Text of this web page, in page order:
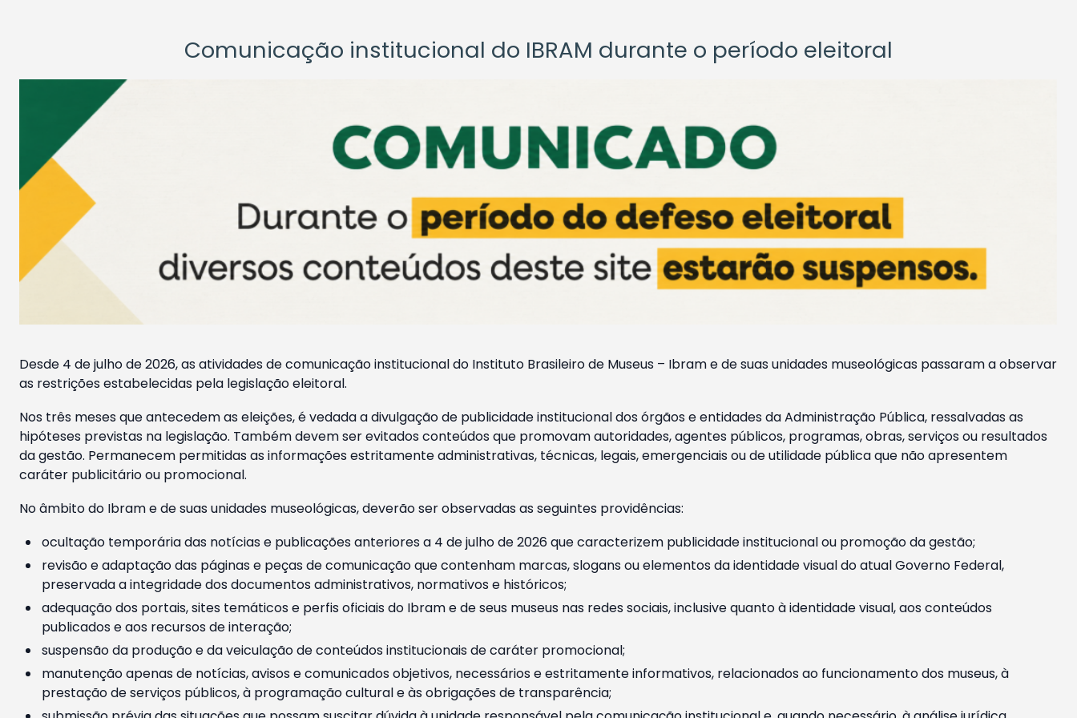
Comunicação institucional do IBRAM durante o período eleitoral
Desde 4 de julho de 2026, as atividades de comunicação institucional do Instituto Brasileiro de Museus – Ibram e de suas unidades museológicas passaram a observar
as restrições estabelecidas pela legislação eleitoral.
Nos três meses que antecedem as eleições, é vedada a divulgação de publicidade institucional dos órgãos e entidades da Administração Pública, ressalvadas as
hipóteses previstas na legislação. Também devem ser evitados conteúdos que promovam autoridades, agentes públicos, programas, obras, serviços ou resultados
da gestão. Permanecem permitidas as informações estritamente administrativas, técnicas, legais, emergenciais ou de utilidade pública que não apresentem
caráter publicitário ou promocional.
No âmbito do Ibram e de suas unidades museológicas, deverão ser observadas as seguintes providências:
ocultação temporária das notícias e publicações anteriores a 4 de julho de 2026 que caracterizem publicidade institucional ou promoção da gestão;
revisão e adaptação das páginas e peças de comunicação que contenham marcas, slogans ou elementos da identidade visual do atual Governo Federal,
preservada a integridade dos documentos administrativos, normativos e históricos;
adequação dos portais, sites temáticos e perfis oficiais do Ibram e de seus museus nas redes sociais, inclusive quanto à identidade visual, aos conteúdos
publicados e aos recursos de interação;
suspensão da produção e da veiculação de conteúdos institucionais de caráter promocional;
manutenção apenas de notícias, avisos e comunicados objetivos, necessários e estritamente informativos, relacionados ao funcionamento dos museus, à
prestação de serviços públicos, à programação cultural e às obrigações de transparência;